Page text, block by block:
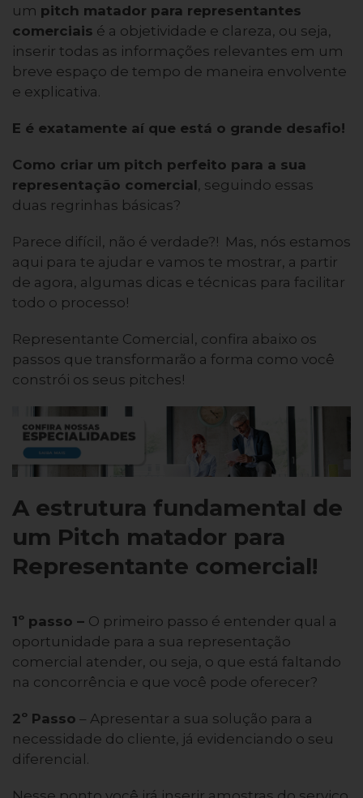
um pitch matador para representantes
comerciais é a objetividade e clareza, ou seja,
inserir todas as informações relevantes em um
breve espaço de tempo de maneira envolvente
e explicativa.
E é exatamente aí que está o grande desafio!
Como criar um pitch perfeito para a sua
representação comercial, seguindo essas
duas regrinhas básicas?
Parece difícil, não é verdade?! Mas, nós estamos
aqui para te ajudar e vamos te mostrar, a partir
de agora, algumas dicas e técnicas para facilitar
todo o processo!
Representante Comercial, confira abaixo os
passos que transformarão a forma como você
constrói os seus pitches!
A estrutura fundamental de
um Pitch matador para
Representante comercial!
1º passo – O primeiro passo é entender qual a
oportunidade para a sua representação
comercial atender, ou seja, o que está faltando
na concorrência e que você pode oferecer?
2º Passo – Apresentar a sua solução para a
necessidade do cliente, já evidenciando o seu
diferencial.